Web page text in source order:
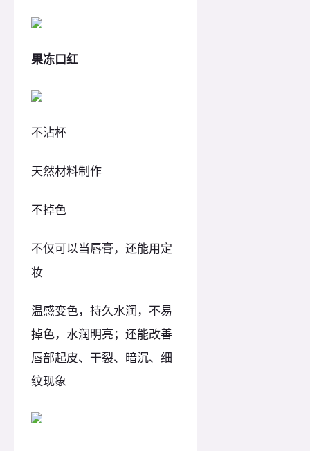
果冻口红
不沾杯
天然材料制作
不掉色
不仅可以当唇膏，还能用定
妆
温感变色，持久水润，不易
掉色，水润明亮；还能改善
唇部起皮、干裂、暗沉、细
纹现象